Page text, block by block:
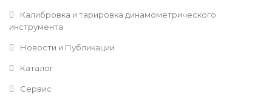
Калибровка и тарировка динамометрического
инструмента
Новости и Публикации
Каталог
Сервис